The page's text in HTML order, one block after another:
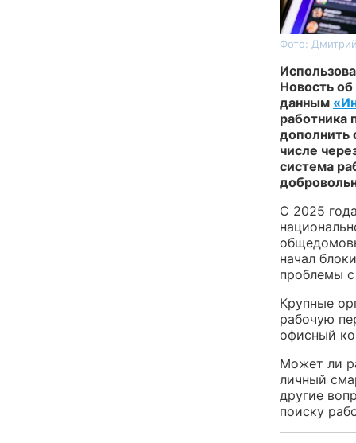
Фото:
Новость
данным
работника
дополнить
числе
система
С 2025
начал
проблемы
Крупные
рабочую
офисный
Может ли
личный
другие
поиску